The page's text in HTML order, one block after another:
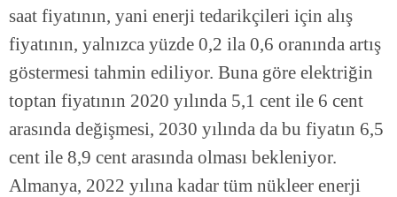
saat fiyatının, yani enerji tedarikçileri için alış
fiyatının, yalnızca yüzde 0,2 ila 0,6 oranında artış
göstermesi tahmin ediliyor. Buna göre elektriğin
toptan fiyatının 2020 yılında 5,1 cent ile 6 cent
arasında değişmesi, 2030 yılında da bu fiyatın 6,5
cent ile 8,9 cent arasında olması bekleniyor.
Almanya, 2022 yılına kadar tüm nükleer enerji